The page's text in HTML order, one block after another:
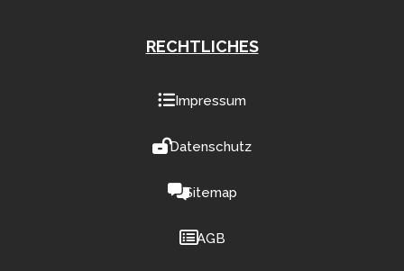
RECHTLICHES
Impressum
Datenschutz
Sitemap
AGB